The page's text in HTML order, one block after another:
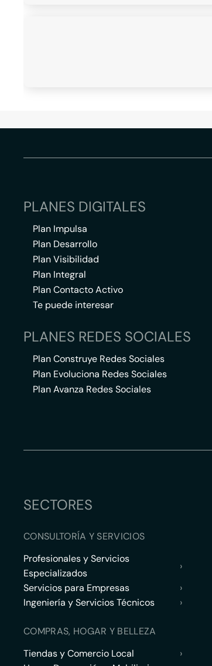
PLANES DIGITALES
Plan Impulsa
Plan Desarrollo
Plan Visibilidad
Plan Integral
Plan Contacto Activo
Te puede interesar
PLANES REDES SOCIALES
Plan Construye Redes Sociales
Plan Evoluciona Redes Sociales
Plan Avanza Redes Sociales
SECTORES
CONSULTORÍA Y SERVICIOS
Profesionales y Servicios
Especializados
›
Servicios para Empresas
›
Ingeniería y Servicios Técnicos
›
COMPRAS, HOGAR Y BELLEZA
Tiendas y Comercio Local
›